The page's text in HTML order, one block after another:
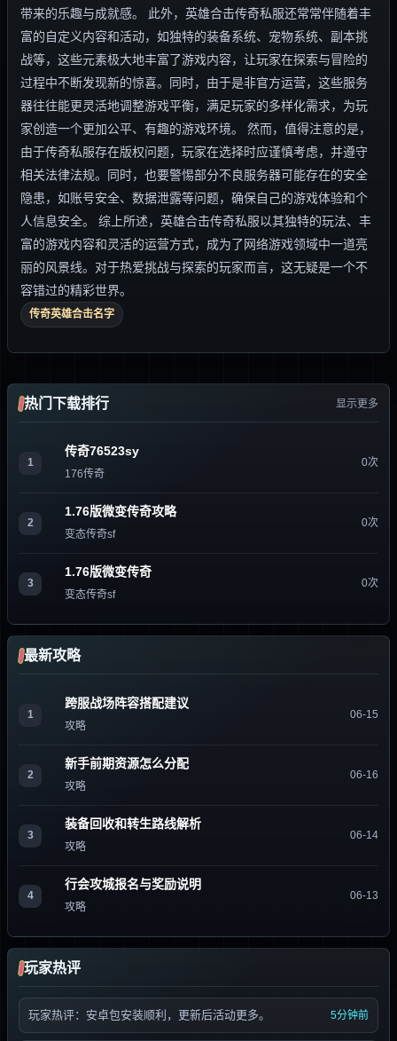
带来的乐趣与成就感。 此外，英雄合击传奇私服还常常伴随着丰
富的自定义内容和活动，如独特的装备系统、宠物系统、副本挑
战等，这些元素极大地丰富了游戏内容，让玩家在探索与冒险的
过程中不断发现新的惊喜。同时，由于是非官方运营，这些服务
器往往能更灵活地调整游戏平衡，满足玩家的多样化需求，为玩
家创造一个更加公平、有趣的游戏环境。 然而，值得注意的是，
由于传奇私服存在版权问题，玩家在选择时应谨慎考虑，并遵守
相关法律法规。同时，也要警惕部分不良服务器可能存在的安全
隐患，如账号安全、数据泄露等问题，确保自己的游戏体验和个
人信息安全。 综上所述，英雄合击传奇私服以其独特的玩法、丰
富的游戏内容和灵活的运营方式，成为了网络游戏领域中一道亮
丽的风景线。对于热爱挑战与探索的玩家而言，这无疑是一个不
容错过的精彩世界。
传奇英雄合击名字
热门下载排行 显示更多
1
传奇76523sy
176传奇
0次
2
1.76版微变传奇攻略
变态传奇sf
0次
3
1.76版微变传奇
变态传奇sf
0次
最新攻略
1
跨服战场阵容搭配建议
攻略
06-15
2
新手前期资源怎么分配
攻略
06-16
3
装备回收和转生路线解析
攻略
06-14
4
行会攻城报名与奖励说明
攻略
06-13
玩家热评
玩家热评：安卓包安装顺利，更新后活动更多。 5分钟前